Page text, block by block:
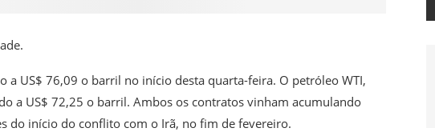
US$ 76,09 o barril no início desta quarta-feira. O petróleo WTI,
a US$ 72,25 o barril. Ambos os contratos vinham acumulando
do início do conflito com o Irã, no fim de fevereiro.